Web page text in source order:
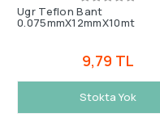
Ugr Teflon Bant
0.075mmX12mmX10mt
9,79 TL
Stokta Yok